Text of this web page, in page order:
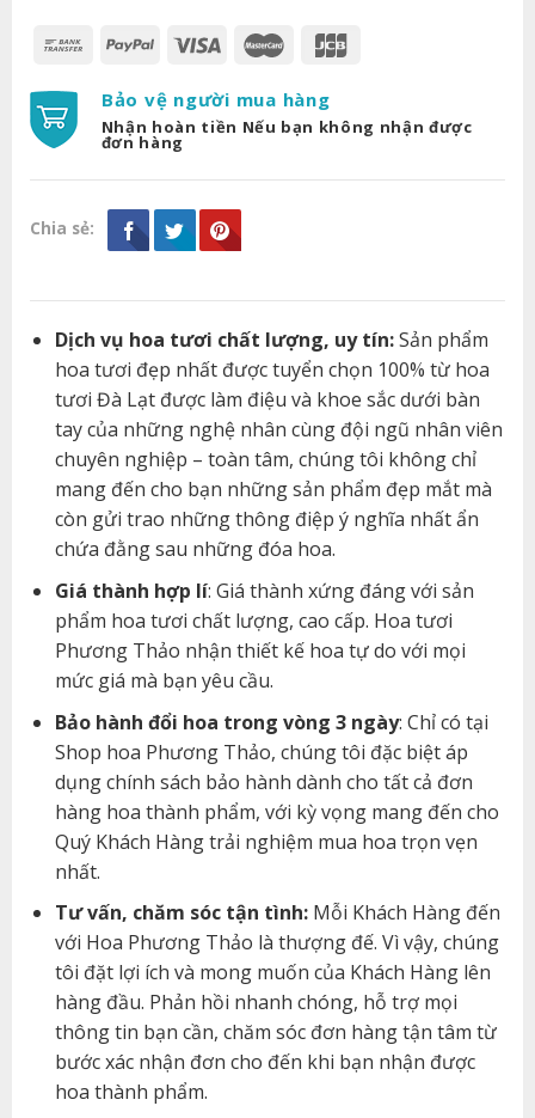
Bảo vệ người mua hàng
Nhận hoàn tiền Nếu bạn không nhận được
đơn hàng
Chia sẻ:
Dịch vụ hoa tươi chất lượng, uy tín:Sản phẩm
hoa tươi đẹp nhất được tuyển chọn 100% từ hoa
tươi Đà Lạt được làm điệu và khoe sắc dưới bàn
tay của những nghệ nhân cùng đội ngũ nhân viên
chuyên nghiệp – toàn tâm, chúng tôi không chỉ
mang đến cho bạn những sản phẩm đẹp mắt mà
còn gửi trao những thông điệp ý nghĩa nhất ẩn
chứa đằng sau những đóa hoa.
Giá thành hợp lí: Giá thành xứng đáng với sản
phẩm hoa tươi chất lượng, cao cấp. Hoa tươi
Phương Thảo nhận thiết kế hoa tự do với mọi
mức giá mà bạn yêu cầu.
Bảo hành đổi hoa trong vòng 3 ngày: Chỉ có tại
Shop hoa Phương Thảo, chúng tôi đặc biệt áp
dụng chính sách bảo hành dành cho tất cả đơn
hàng hoa thành phẩm, với kỳ vọng mang đến cho
Quý Khách Hàng trải nghiệm mua hoa trọn vẹn
nhất.
Tư vấn, chăm sóc tận tình:Mỗi Khách Hàng đến
với Hoa Phương Thảo là thượng đế. Vì vậy, chúng
tôi đặt lợi ích và mong muốn của Khách Hàng lên
hàng đầu. Phản hồi nhanh chóng, hỗ trợ mọi
thông tin bạn cần, chăm sóc đơn hàng tận tâm từ
bước xác nhận đơn cho đến khi bạn nhận được
hoa thành phẩm.